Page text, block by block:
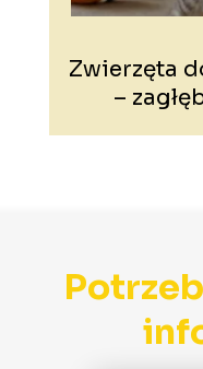
Zwierzęta
–